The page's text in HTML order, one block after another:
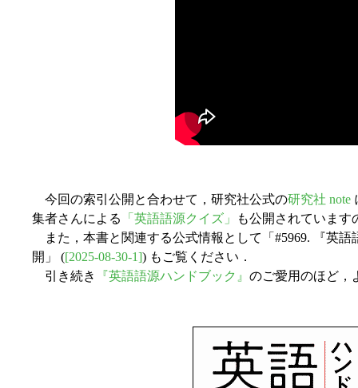
今回の索引公開と合わせて，研究社公式の研究社 note
集者さんによる
「英語語源クイズ」
も公開されていま
また，本書と関連する公式情報として「#5969. 『英
開」 ([2025-08-30-1]) もご覧ください．
引き続き
『英語語源ハンドブック』 のご愛用のほど，